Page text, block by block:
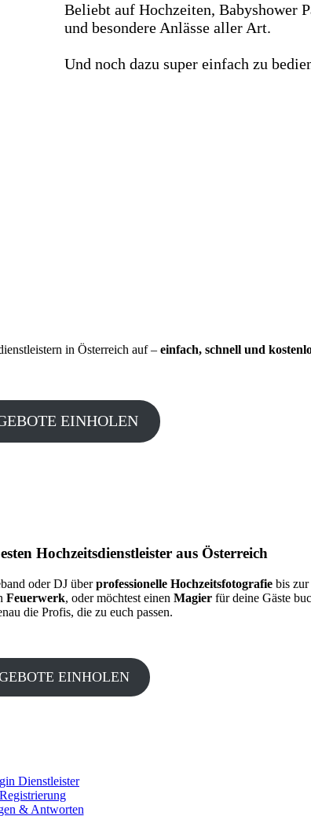
Beliebt auf Hochzeiten, Babyshower
und besondere Anlässe aller Art.
Und noch dazu super einfach zu
in Österreich auf – einfach, schnell und
EINHOLEN
Hochzeitsdienstleister aus Österreich
oder DJ überprofessionelle Hochzeitsfotografiebis zur
Feuerwerk, oder möchtest einen Magier für deine Gäste
die Profis, die zu euch passen.
EINHOLEN
Dienstleister
Registrierung
& Antworten